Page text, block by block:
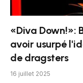
«Diva Down!»:
avoir usurpé
de dragsters
16 juillet 2025